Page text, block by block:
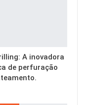
A inovadora
de perfuração